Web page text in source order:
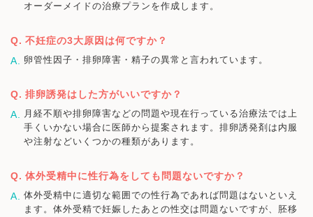
オーダーメイドの治療プランを作成します。
不妊症の3大原因は何ですか？
卵管性因子・排卵障害・精子の異常と言われています。
排卵誘発はした方がいいですか？
月経不順や排卵障害などの問題や現在行っている治療法では上
手くいかない場合に医師から提案されます。排卵誘発剤は内服
や注射などいくつかの種類があります。
体外受精中に性行為をしても問題ないですか？
体外受精中に適切な範囲での性行為であれば問題はないといえ
ます。体外受精で妊娠したあとの性交は問題ないですが、胚移